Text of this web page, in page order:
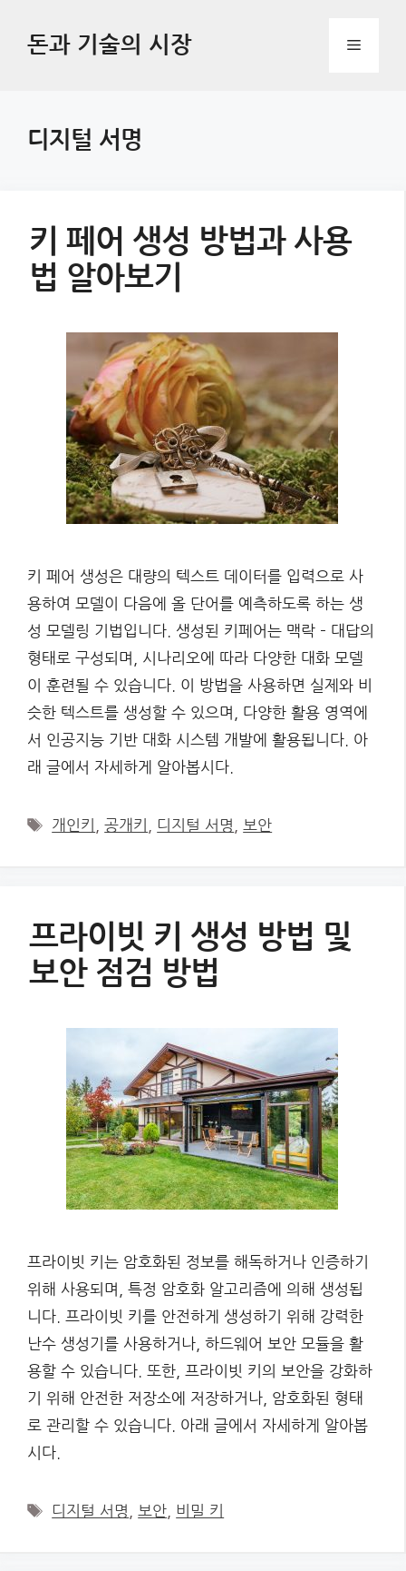
돈과 기술의 시장 Menu
디지털 서명
키 페어 생성 방법과 사용
법 알아보기
키 페어 생성은 대량의 텍스트 데이터를 입력으로 사
용하여 모델이 다음에 올 단어를 예측하도록 하는 생
성 모델링 기법입니다. 생성된 키페어는 맥락 – 대답의
형태로 구성되며, 시나리오에 따라 다양한 대화 모델
이 훈련될 수 있습니다. 이 방법을 사용하면 실제와 비
슷한 텍스트를 생성할 수 있으며, 다양한 활용 영역에
서 인공지능 기반 대화 시스템 개발에 활용됩니다. 아
래 글에서 자세하게 알아봅시다.
Tags
개인키 ,공개키 디지털 서명 보안
프라이빗 키 생성 방법 및
보안 점검 방법
프라이빗 키는 암호화된 정보를 해독하거나 인증하기
위해 사용되며, 특정 암호화 알고리즘에 의해 생성됩
니다. 프라이빗 키를 안전하게 생성하기 위해 강력한
난수 생성기를 사용하거나, 하드웨어 보안 모듈을 활
용할 수 있습니다. 또한, 프라이빗 키의 보안을 강화하
기 위해 안전한 저장소에 저장하거나, 암호화된 형태
로 관리할 수 있습니다. 아래 글에서 자세하게 알아봅
시다.
Tags
디지털 서명 보안 비밀 키